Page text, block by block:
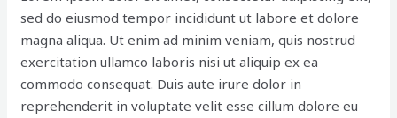
sed do eiusmod tempor incididunt ut labore et dolore
magna aliqua. Ut enim ad minim veniam, quis nostrud
exercitation ullamco laboris nisi ut aliquip ex ea
commodo consequat. Duis aute irure dolor in
reprehenderit in voluptate velit esse cillum dolore eu